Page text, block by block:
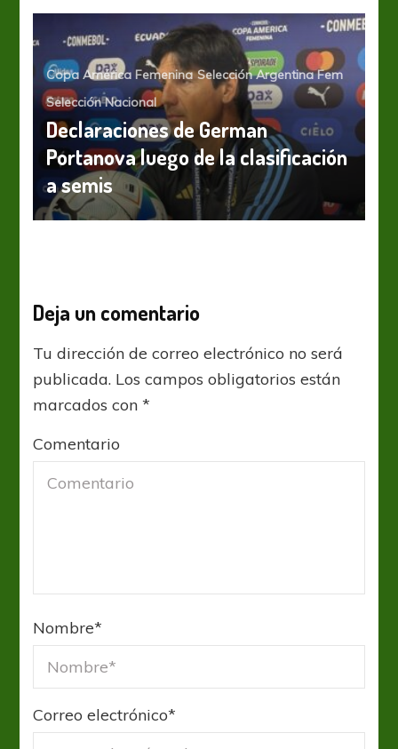
Copa América Femenina Selección Argentina Fem
Selección Nacional
Declaraciones de German
Portanova luego de la clasificación
a semis
Deja un comentario
Tu dirección de correo electrónico no será
publicada. Los campos obligatorios están
marcados con*
Comentario
Nombre*
Correo electrónico*